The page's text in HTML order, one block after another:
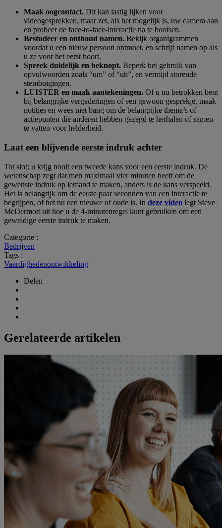
Maak oogcontact. Dit kan lastig lijken voor
videogesprekken, maar zet, als het mogelijk is, uw camera aan
en probeer de face-to-face-interactie na te bootsen.
Bestudeer en onthoud namen. Bekijk organigrammen
voordat u een nieuw persoon ontmoet, en schrijf namen op als
u ze voor het eerst hoort.
Spreek duidelijk en beknopt. Beperk het gebruik van
opvulwoorden zoals “um” of “uh”, en vermijd storende
stembuigingen.
LUISTER en maak aantekeningen. Of u nu betrokken bent
bij belangrijke vergaderingen of een gewoon gesprekje, maak
notities en wees niet bang om de belangrijke thema’s of
actiepunten die anderen hebben gezegd te herhalen of samen
te vatten voor helderheid.
Laat een blijvende eerste indruk achter
Tot slot: u krijg nooit een tweede kans voor een eerste indruk. De
wetenschap zegt dat men maximaal vier minuten heeft om de
gewenste indruk op iemand te maken, anders is de kans verspeeld.
Het is belangrijk om de eerste paar seconden van een interactie te
begrijpen, of het nu een nieuwe of oude is. In deze video legt Steve
McDermott uit hoe u de 4-minutenregel kunt gebruiken om een
geweldige eerste indruk te maken.
Categorie :
Bedrijven
Tags :
Vaardighedenontwikkeling
Delen
Gerelateerde artikelen